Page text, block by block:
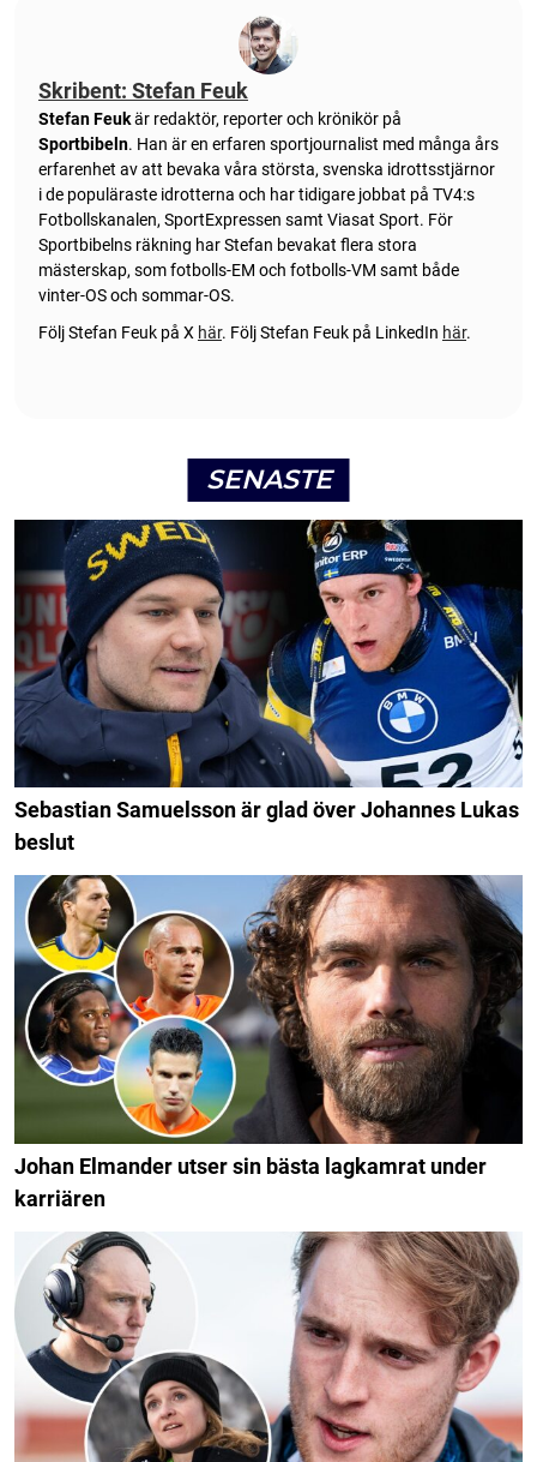
Skribent: Stefan Feuk
Stefan Feukär redaktör, reporter och krönikör på
Sportbibeln. Han är en erfaren sportjournalist med många års
erfarenhet av att bevaka våra största, svenska idrottsstjärnor
i de populäraste idrotterna och har tidigare jobbat på TV4:s
Fotbollskanalen, SportExpressen samt Viasat Sport. För
Sportbibelns räkning har Stefan bevakat flera stora
mästerskap, som fotbolls-EM och fotbolls-VM samt både
vinter-OS och sommar-OS.
Följ Stefan Feuk på X här. Följ Stefan Feuk på LinkedIn här.
SENASTE
Sebastian Samuelsson är glad över Johannes Lukas
beslut
Johan Elmander utser sin bästa lagkamrat under
karriären